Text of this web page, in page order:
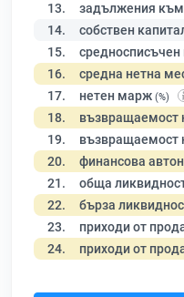
13. задължения към
14. собствен
15. средносписъчен
16. средна нетна
17. нетен марж (%)
18. възвращаемост
19. възвращаемост
20. финансова
21. обща
22. бърза
23. приходи от
24. приходи от